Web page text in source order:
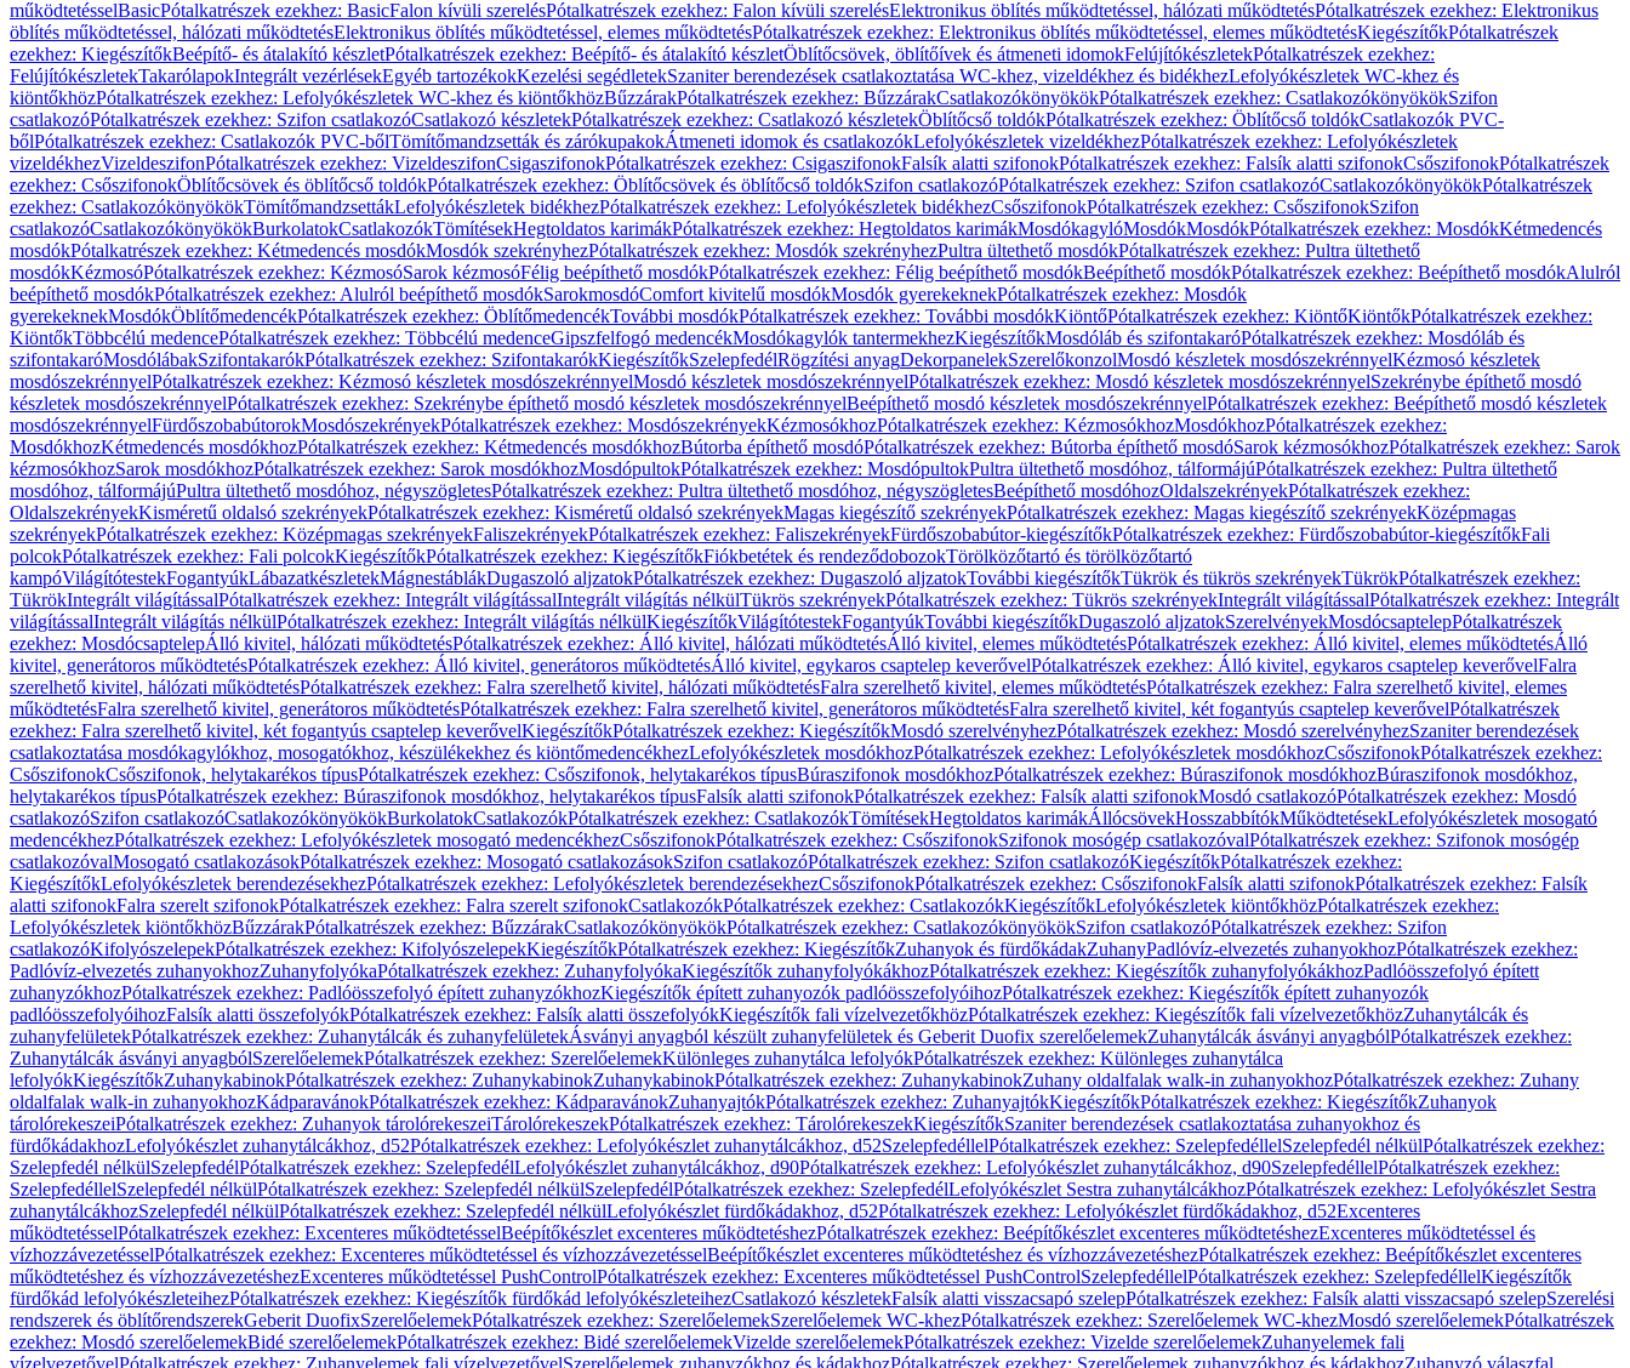
működtetésselBasicPótalkatrészek ezekhez: BasicFalon kívüli szerelésPótalkatrészek ezekhez: Falon kívüli szerelésElektronikus öblítés működtetéssel, hálózati működtetésPótalkatrészek ezekhez: Elektronikus
öblítés működtetéssel, hálózati működtetésElektronikus öblítés működtetéssel, elemes működtetésPótalkatrészek ezekhez: Elektronikus öblítés működtetéssel, elemes működtetésKiegészítőkPótalkatrészek
ezekhez: KiegészítőkBeépítő- és átalakító készletPótalkatrészek ezekhez: Beépítő- és átalakító készletÖblítőcsövek, öblítőívek és átmeneti idomokFelújítókészletekPótalkatrészek ezekhez:
FelújítókészletekTakarólapokIntegrált vezérlésekEgyéb tartozékokKezelési segédletekSzaniter berendezések csatlakoztatása WC-khez, vizeldékhez és bidékhezLefolyókészletek WC-khez és
kiöntőkhözPótalkatrészek ezekhez: Lefolyókészletek WC-khez és kiöntőkhözBűzzárakPótalkatrészek ezekhez: BűzzárakCsatlakozókönyökökPótalkatrészek ezekhez: CsatlakozókönyökökSzifon
csatlakozóPótalkatrészek ezekhez: Szifon csatlakozóCsatlakozó készletekPótalkatrészek ezekhez: Csatlakozó készletekÖblítőcső toldókPótalkatrészek ezekhez: Öblítőcső toldókCsatlakozók PVC-
bőlPótalkatrészek ezekhez: Csatlakozók PVC-bőlTömítőmandzsetták és zárókupakokÁtmeneti idomok és csatlakozókLefolyókészletek vizeldékhezPótalkatrészek ezekhez: Lefolyókészletek
vizeldékhezVizeldeszifonPótalkatrészek ezekhez: VizeldeszifonCsigaszifonokPótalkatrészek ezekhez: CsigaszifonokFalsík alatti szifonokPótalkatrészek ezekhez: Falsík alatti szifonokCsőszifonokPótalkatrészek
ezekhez: CsőszifonokÖblítőcsövek és öblítőcső toldókPótalkatrészek ezekhez: Öblítőcsövek és öblítőcső toldókSzifon csatlakozóPótalkatrészek ezekhez: Szifon csatlakozóCsatlakozókönyökökPótalkatrészek
ezekhez: CsatlakozókönyökökTömítőmandzsettákLefolyókészletek bidékhezPótalkatrészek ezekhez: Lefolyókészletek bidékhezCsőszifonokPótalkatrészek ezekhez: CsőszifonokSzifon
csatlakozóCsatlakozókönyökökBurkolatokCsatlakozókTömítésekHegtoldatos karimákPótalkatrészek ezekhez: Hegtoldatos karimákMosdókagylóMosdókMosdókPótalkatrészek ezekhez: MosdókKétmedencés
mosdókPótalkatrészek ezekhez: Kétmedencés mosdókMosdók szekrényhezPótalkatrészek ezekhez: Mosdók szekrényhezPultra ültethető mosdókPótalkatrészek ezekhez: Pultra ültethető
mosdókKézmosóPótalkatrészek ezekhez: KézmosóSarok kézmosóFélig beépíthető mosdókPótalkatrészek ezekhez: Félig beépíthető mosdókBeépíthető mosdókPótalkatrészek ezekhez: Beépíthető mosdókAlulról
beépíthető mosdókPótalkatrészek ezekhez: Alulról beépíthető mosdókSarokmosdóComfort kivitelű mosdókMosdók gyerekeknekPótalkatrészek ezekhez: Mosdók
gyerekeknekMosdókÖblítőmedencékPótalkatrészek ezekhez: ÖblítőmedencékTovábbi mosdókPótalkatrészek ezekhez: További mosdókKiöntőPótalkatrészek ezekhez: KiöntőKiöntőkPótalkatrészek ezekhez:
KiöntőkTöbbcélú medencePótalkatrészek ezekhez: Többcélú medenceGipszfelfogó medencékMosdókagylók tantermekhezKiegészítőkMosdóláb és szifontakaróPótalkatrészek ezekhez: Mosdóláb és
szifontakaróMosdólábakSzifontakarókPótalkatrészek ezekhez: SzifontakarókKiegészítőkSzelepfedélRögzítési anyagDekorpanelekSzerelőkonzolMosdó készletek mosdószekrénnyelKézmosó készletek
mosdószekrénnyelPótalkatrészek ezekhez: Kézmosó készletek mosdószekrénnyelMosdó készletek mosdószekrénnyelPótalkatrészek ezekhez: Mosdó készletek mosdószekrénnyelSzekrénybe építhető mosdó
készletek mosdószekrénnyelPótalkatrészek ezekhez: Szekrénybe építhető mosdó készletek mosdószekrénnyelBeépíthető mosdó készletek mosdószekrénnyelPótalkatrészek ezekhez: Beépíthető mosdó készletek
mosdószekrénnyelFürdőszobabútorokMosdószekrényekPótalkatrészek ezekhez: MosdószekrényekKézmosókhozPótalkatrészek ezekhez: KézmosókhozMosdókhozPótalkatrészek ezekhez:
MosdókhozKétmedencés mosdókhozPótalkatrészek ezekhez: Kétmedencés mosdókhozBútorba építhető mosdóPótalkatrészek ezekhez: Bútorba építhető mosdóSarok kézmosókhozPótalkatrészek ezekhez: Sarok
kézmosókhozSarok mosdókhozPótalkatrészek ezekhez: Sarok mosdókhozMosdópultokPótalkatrészek ezekhez: MosdópultokPultra ültethető mosdóhoz, tálformájúPótalkatrészek ezekhez: Pultra ültethető
mosdóhoz, tálformájúPultra ültethető mosdóhoz, négyszögletesPótalkatrészek ezekhez: Pultra ültethető mosdóhoz, négyszögletesBeépíthető mosdóhozOldalszekrényekPótalkatrészek ezekhez:
OldalszekrényekKisméretű oldalsó szekrényekPótalkatrészek ezekhez: Kisméretű oldalsó szekrényekMagas kiegészítő szekrényekPótalkatrészek ezekhez: Magas kiegészítő szekrényekKözépmagas
szekrényekPótalkatrészek ezekhez: Középmagas szekrényekFaliszekrényekPótalkatrészek ezekhez: FaliszekrényekFürdőszobabútor-kiegészítőkPótalkatrészek ezekhez: Fürdőszobabútor-kiegészítőkFali
polcokPótalkatrészek ezekhez: Fali polcokKiegészítőkPótalkatrészek ezekhez: KiegészítőkFiókbetétek és rendeződobozokTörölközőtartó és törölközőtartó
kampóVilágítótestekFogantyúkLábazatkészletekMágnestáblákDugaszoló aljzatokPótalkatrészek ezekhez: Dugaszoló aljzatokTovábbi kiegészítőkTükrök és tükrös szekrényekTükrökPótalkatrészek ezekhez:
TükrökIntegrált világítássalPótalkatrészek ezekhez: Integrált világítássalIntegrált világítás nélkülTükrös szekrényekPótalkatrészek ezekhez: Tükrös szekrényekIntegrált világítássalPótalkatrészek ezekhez: Integrált
világítássalIntegrált világítás nélkülPótalkatrészek ezekhez: Integrált világítás nélkülKiegészítőkVilágítótestekFogantyúkTovábbi kiegészítőkDugaszoló aljzatokSzerelvényekMosdócsaptelepPótalkatrészek
ezekhez: MosdócsaptelepÁlló kivitel, hálózati működtetésPótalkatrészek ezekhez: Álló kivitel, hálózati működtetésÁlló kivitel, elemes működtetésPótalkatrészek ezekhez: Álló kivitel, elemes működtetésÁlló
kivitel, generátoros működtetésPótalkatrészek ezekhez: Álló kivitel, generátoros működtetésÁlló kivitel, egykaros csaptelep keverővelPótalkatrészek ezekhez: Álló kivitel, egykaros csaptelep keverővelFalra
szerelhető kivitel, hálózati működtetésPótalkatrészek ezekhez: Falra szerelhető kivitel, hálózati működtetésFalra szerelhető kivitel, elemes működtetésPótalkatrészek ezekhez: Falra szerelhető kivitel, elemes
működtetésFalra szerelhető kivitel, generátoros működtetésPótalkatrészek ezekhez: Falra szerelhető kivitel, generátoros működtetésFalra szerelhető kivitel, két fogantyús csaptelep keverővelPótalkatrészek
ezekhez: Falra szerelhető kivitel, két fogantyús csaptelep keverővelKiegészítőkPótalkatrészek ezekhez: KiegészítőkMosdó szerelvényhezPótalkatrészek ezekhez: Mosdó szerelvényhezSzaniter berendezések
csatlakoztatása mosdókagylókhoz, mosogatókhoz, készülékekhez és kiöntőmedencékhezLefolyókészletek mosdókhozPótalkatrészek ezekhez: Lefolyókészletek mosdókhozCsőszifonokPótalkatrészek ezekhez:
CsőszifonokCsőszifonok, helytakarékos típusPótalkatrészek ezekhez: Csőszifonok, helytakarékos típusBúraszifonok mosdókhozPótalkatrészek ezekhez: Búraszifonok mosdókhozBúraszifonok mosdókhoz,
helytakarékos típusPótalkatrészek ezekhez: Búraszifonok mosdókhoz, helytakarékos típusFalsík alatti szifonokPótalkatrészek ezekhez: Falsík alatti szifonokMosdó csatlakozóPótalkatrészek ezekhez: Mosdó
csatlakozóSzifon csatlakozóCsatlakozókönyökökBurkolatokCsatlakozókPótalkatrészek ezekhez: CsatlakozókTömítésekHegtoldatos karimákÁllócsövekHosszabbítókMűködtetésekLefolyókészletek mosogató
medencékhezPótalkatrészek ezekhez: Lefolyókészletek mosogató medencékhezCsőszifonokPótalkatrészek ezekhez: CsőszifonokSzifonok mosógép csatlakozóvalPótalkatrészek ezekhez: Szifonok mosógép
csatlakozóvalMosogató csatlakozásokPótalkatrészek ezekhez: Mosogató csatlakozásokSzifon csatlakozóPótalkatrészek ezekhez: Szifon csatlakozóKiegészítőkPótalkatrészek ezekhez:
KiegészítőkLefolyókészletek berendezésekhezPótalkatrészek ezekhez: Lefolyókészletek berendezésekhezCsőszifonokPótalkatrészek ezekhez: CsőszifonokFalsík alatti szifonokPótalkatrészek ezekhez: Falsík
alatti szifonokFalra szerelt szifonokPótalkatrészek ezekhez: Falra szerelt szifonokCsatlakozókPótalkatrészek ezekhez: CsatlakozókKiegészítőkLefolyókészletek kiöntőkhözPótalkatrészek ezekhez:
Lefolyókészletek kiöntőkhözBűzzárakPótalkatrészek ezekhez: BűzzárakCsatlakozókönyökökPótalkatrészek ezekhez: CsatlakozókönyökökSzifon csatlakozóPótalkatrészek ezekhez: Szifon
csatlakozóKifolyószelepekPótalkatrészek ezekhez: KifolyószelepekKiegészítőkPótalkatrészek ezekhez: KiegészítőkZuhanyok és fürdőkádakZuhanyPadlóvíz-elvezetés zuhanyokhozPótalkatrészek ezekhez:
Padlóvíz-elvezetés zuhanyokhozZuhanyfolyókaPótalkatrészek ezekhez: ZuhanyfolyókaKiegészítők zuhanyfolyókákhozPótalkatrészek ezekhez: Kiegészítők zuhanyfolyókákhozPadlóösszefolyó épített
zuhanyzókhozPótalkatrészek ezekhez: Padlóösszefolyó épített zuhanyzókhozKiegészítők épített zuhanyozók padlóösszefolyóihozPótalkatrészek ezekhez: Kiegészítők épített zuhanyozók
padlóösszefolyóihozFalsík alatti összefolyókPótalkatrészek ezekhez: Falsík alatti összefolyókKiegészítők fali vízelvezetőkhözPótalkatrészek ezekhez: Kiegészítők fali vízelvezetőkhözZuhanytálcák és
zuhanyfelületekPótalkatrészek ezekhez: Zuhanytálcák és zuhanyfelületekÁsványi anyagból készült zuhanyfelületek és Geberit Duofix szerelőelemekZuhanytálcák ásványi anyagbólPótalkatrészek ezekhez:
Zuhanytálcák ásványi anyagbólSzerelőelemekPótalkatrészek ezekhez: SzerelőelemekKülönleges zuhanytálca lefolyókPótalkatrészek ezekhez: Különleges zuhanytálca
lefolyókKiegészítőkZuhanykabinokPótalkatrészek ezekhez: ZuhanykabinokZuhanykabinokPótalkatrészek ezekhez: ZuhanykabinokZuhany oldalfalak walk-in zuhanyokhozPótalkatrészek ezekhez: Zuhany
oldalfalak walk-in zuhanyokhozKádparavánokPótalkatrészek ezekhez: KádparavánokZuhanyajtókPótalkatrészek ezekhez: ZuhanyajtókKiegészítőkPótalkatrészek ezekhez: KiegészítőkZuhanyok
tárolórekeszeiPótalkatrészek ezekhez: Zuhanyok tárolórekeszeiTárolórekeszekPótalkatrészek ezekhez: TárolórekeszekKiegészítőkSzaniter berendezések csatlakoztatása zuhanyokhoz és
fürdőkádakhozLefolyókészlet zuhanytálcákhoz, d52Pótalkatrészek ezekhez: Lefolyókészlet zuhanytálcákhoz, d52SzelepfedéllelPótalkatrészek ezekhez: SzelepfedéllelSzelepfedél nélkülPótalkatrészek ezekhez:
Szelepfedél nélkülSzelepfedélPótalkatrészek ezekhez: SzelepfedélLefolyókészlet zuhanytálcákhoz, d90Pótalkatrészek ezekhez: Lefolyókészlet zuhanytálcákhoz, d90SzelepfedéllelPótalkatrészek ezekhez:
SzelepfedéllelSzelepfedél nélkülPótalkatrészek ezekhez: Szelepfedél nélkülSzelepfedélPótalkatrészek ezekhez: SzelepfedélLefolyókészlet Sestra zuhanytálcákhozPótalkatrészek ezekhez: Lefolyókészlet Sestra
zuhanytálcákhozSzelepfedél nélkülPótalkatrészek ezekhez: Szelepfedél nélkülLefolyókészlet fürdőkádakhoz, d52Pótalkatrészek ezekhez: Lefolyókészlet fürdőkádakhoz, d52Excenteres
működtetésselPótalkatrészek ezekhez: Excenteres működtetésselBeépítőkészlet excenteres működtetéshezPótalkatrészek ezekhez: Beépítőkészlet excenteres működtetéshezExcenteres működtetéssel és
vízhozzávezetésselPótalkatrészek ezekhez: Excenteres működtetéssel és vízhozzávezetésselBeépítőkészlet excenteres működtetéshez és vízhozzávezetéshezPótalkatrészek ezekhez: Beépítőkészlet excenteres
működtetéshez és vízhozzávezetéshezExcenteres működtetéssel PushControlPótalkatrészek ezekhez: Excenteres működtetéssel PushControlSzelepfedéllelPótalkatrészek ezekhez: SzelepfedéllelKiegészítők
fürdőkád lefolyókészleteihezPótalkatrészek ezekhez: Kiegészítők fürdőkád lefolyókészleteihezCsatlakozó készletekFalsík alatti visszacsapó szelepPótalkatrészek ezekhez: Falsík alatti visszacsapó szelepSzerelési
rendszerek és öblítőrendszerekGeberit DuofixSzerelőelemekPótalkatrészek ezekhez: SzerelőelemekSzerelőelemek WC-khezPótalkatrészek ezekhez: Szerelőelemek WC-khezMosdó szerelőelemekPótalkatrészek
ezekhez: Mosdó szerelőelemekBidé szerelőelemekPótalkatrészek ezekhez: Bidé szerelőelemekVizelde szerelőelemekPótalkatrészek ezekhez: Vizelde szerelőelemekZuhanyelemek fali
vízelvezetővelPótalkatrészek ezekhez: Zuhanyelemek fali vízelvezetővelSzerelőelemek zuhanyzókhoz és kádakhozPótalkatrészek ezekhez: Szerelőelemek zuhanyzókhoz és kádakhozZuhanyzó válaszfal